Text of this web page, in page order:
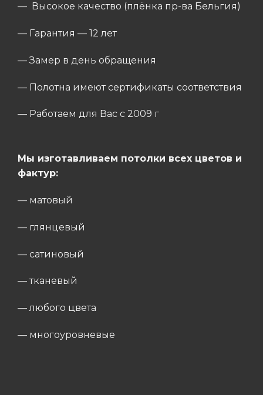
— Высокое качество (плёнка пр-ва Бельгия)
— Гарантия — 12 лет
— Замер в день обращения
— Полотна имеют сертификаты соответствия
— Работаем для Вас с 2009 г
Мы изготавливаем потолки всех цветов и
фактур:
— матовый
— глянцевый
— сатиновый
— тканевый
— любого цвета
— многоуровневые